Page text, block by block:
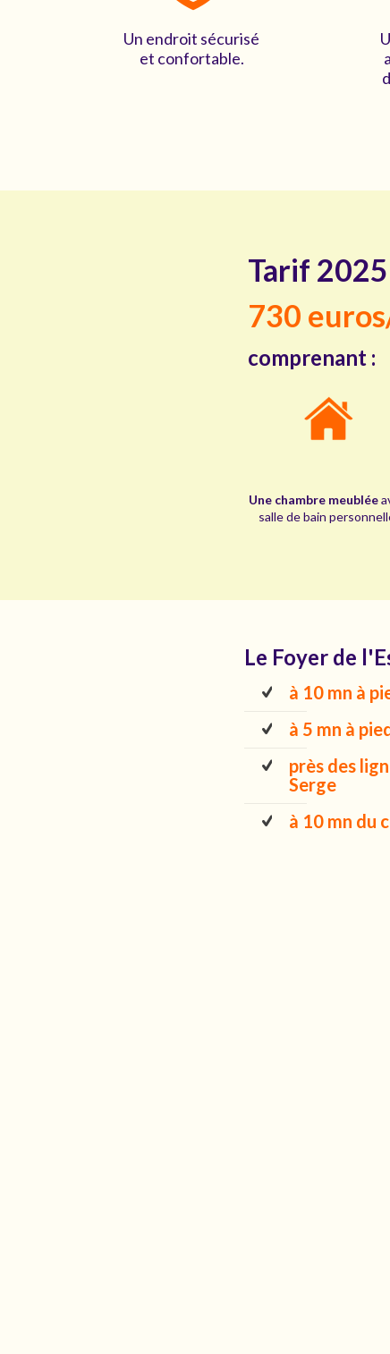
Un endroit sécurisé
et confortable.
Tarif 2025
730
comprenant :
Une chambre meublée
salle de bain
Le Foyer de
à 10 mn à
à 5 mn à
près des
Serge
à 10 mn du